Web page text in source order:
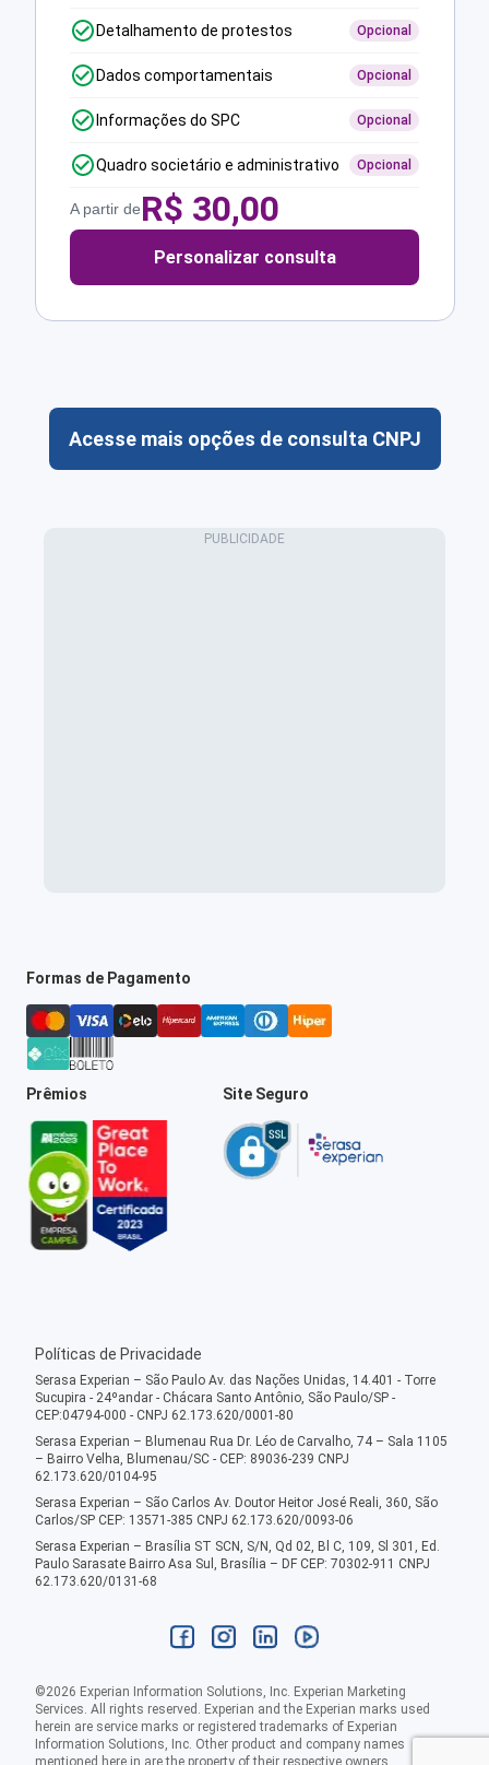
Detalhamento de protestos Opcional
Dados comportamentais Opcional
Informações do SPC Opcional
Quadro societário e administrativo Opcional
A partir deR$ 30,00
Personalizar consulta
Acesse mais opções de consulta CNPJ
Formas de Pagamento
Prêmios Site Seguro
Políticas de Privacidade
Serasa Experian – São Paulo Av. das Nações Unidas, 14.401 - Torre
Sucupira - 24ºandar - Chácara Santo Antônio, São Paulo/SP -
CEP:04794-000 - CNPJ 62.173.620/0001-80
Serasa Experian – Blumenau Rua Dr. Léo de Carvalho, 74 – Sala 1105
– Bairro Velha, Blumenau/SC - CEP: 89036-239 CNPJ
62.173.620/0104-95
Serasa Experian – São Carlos Av. Doutor Heitor José Reali, 360, São
Carlos/SP CEP: 13571-385 CNPJ 62.173.620/0093-06
Serasa Experian – Brasília ST SCN, S/N, Qd 02, Bl C, 109, Sl 301, Ed.
Paulo Sarasate Bairro Asa Sul, Brasília – DF CEP: 70302-911 CNPJ
62.173.620/0131-68
©2026 Experian Information Solutions, Inc. Experian Marketing
Services. All rights reserved. Experian and the Experian marks used
herein are service marks or registered trademarks of Experian
Information Solutions, Inc. Other product and company names
mentioned here in are the property of their respective owners.